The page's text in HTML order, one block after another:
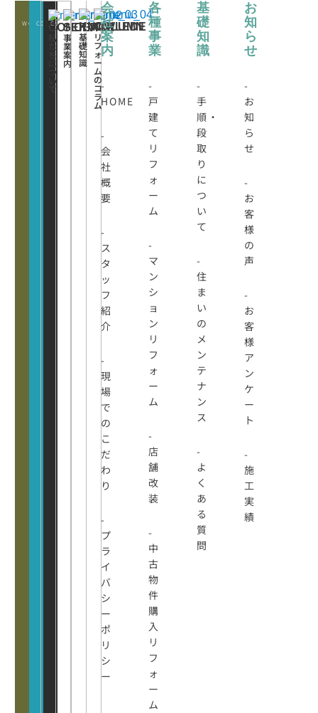
WORKSCONATCT
CLOSE
CONCEPT
私
た
ち
に
つ
い
て
SERVICE
事
業
案
内
KNOWLEDE
基
礎
知
識
COLUMN
リ
フ
ォ
ー
ム
の
コ
ラ
ム
会
社
案
内
-
HOME
-
会
社
概
要
-
ス
タ
ッ
フ
紹
介
-
現
場
で
の
こ
だ
わ
り
-
プ
ラ
イ
バ
シ
ー
ポ
リ
シ
ー
各
種
事
業
-
戸
建
て
リ
フ
ォ
ー
ム
-
マ
ン
シ
ョ
ン
リ
フ
ォ
ー
ム
-
店
舗
改
装
-
中
古
物
件
購
入
リ
フ
ォ
ー
ム
基
礎
知
識
-
手
順・
段
取
り
に
つ
い
て
-
住
ま
い
の
メ
ン
テ
ナ
ン
ス
-
よ
く
あ
る
質
問
お
知
ら
せ
-
お
知
ら
せ
-
お
客
様
の
声
-
お
客
様
ア
ン
ケ
ー
ト
-
施
工
実
績